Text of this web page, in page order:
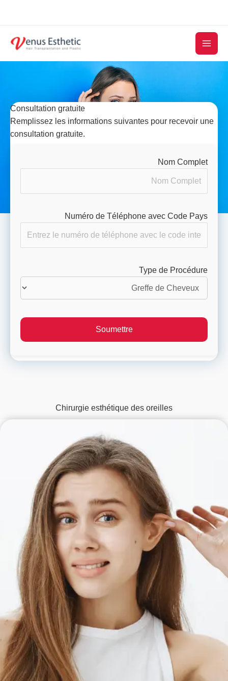
Consultation gratuite
Remplissez les informations suivantes pour recevoir une
consultation gratuite.
Nom Complet
Numéro de Téléphone avec Code Pays
Type de Procédure
Chirurgie esthétique des oreilles